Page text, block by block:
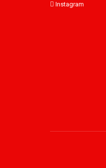
Instagram